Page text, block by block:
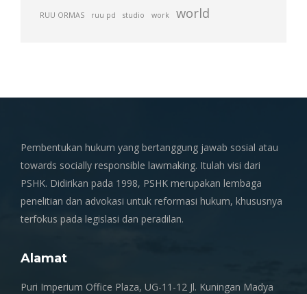
RUU ORMAS ruu pd studio work world
Pembentukan hukum yang bertanggung jawab sosial atau
towards socially responsible lawmaking. Itulah visi dari
PSHK. Didirikan pada 1998, PSHK merupakan lembaga
penelitian dan advokasi untuk reformasi hukum, khususnya
terfokus pada legislasi dan peradilan.
Alamat
Puri Imperium Office Plaza, UG-11-12 Jl. Kuningan Madya